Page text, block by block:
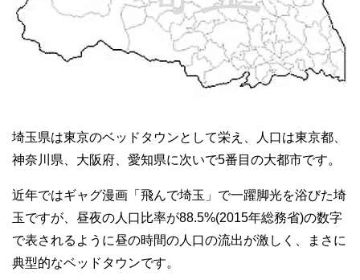
埼玉県は東京のベッドタウンとして栄え、人口は東京都、
神奈川県、大阪府、愛知県に次いで5番目の大都市です。
近年ではギャグ漫画「飛んで埼玉」で一躍脚光を浴びた埼
玉ですが、昼夜の人口比率が88.5%(2015年総務省)の数字
で表されるように昼の時間の人口の流出が激しく、まさに
典型的なベッドタウンです。